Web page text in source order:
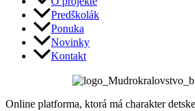
Predškolák
Ponuka
Novinky
Kontakt
Online platforma, ktorá má charakter